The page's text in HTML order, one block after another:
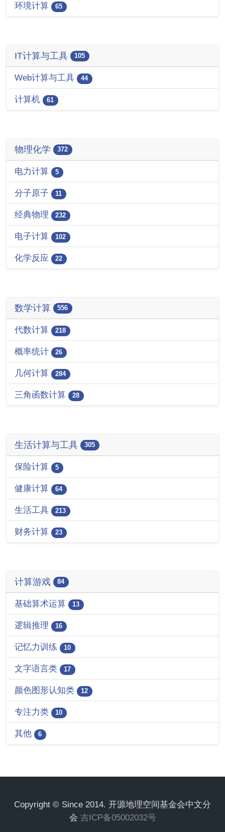
环境计算 65
IT计算与工具 105
Web计算与工具 44
计算机 61
物理化学 372
电力计算 5
分子原子 11
经典物理 232
电子计算 102
化学反应 22
数学计算 556
代数计算 218
概率统计 26
几何计算 284
三角函数计算 28
生活计算与工具 305
保险计算 5
健康计算 64
生活工具 213
财务计算 23
计算游戏 84
基础算术运算 13
逻辑推理 16
记忆力训练 10
文字语言类 17
颜色图形认知类 12
专注力类 10
其他 6
Copyright © Since 2014. 开源地理空间基金会中文分
会 吉ICP备05002032号